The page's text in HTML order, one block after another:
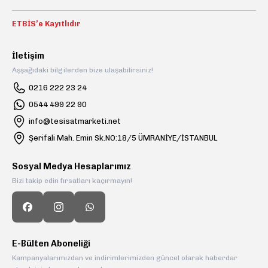
ETBİS’e Kayıtlıdır
İletişim
Aşşağıdaki bilgilerden bize ulaşabilirsiniz!
0216 222 23 24
0544 499 22 90
info@tesisatmarketi.net
Şerifali Mah. Emin Sk.NO:18/5 ÜMRANİYE/İSTANBUL
Sosyal Medya Hesaplarımız
Bizi takip edin fırsatları kaçırmayın!
E-Bülten Aboneliği
Kampanyalarımızdan ve indirimlerimizden güncel olarak haberdar